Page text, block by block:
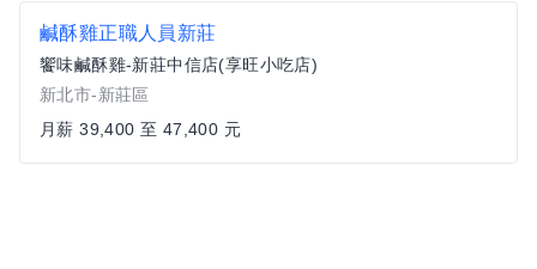
鹹酥雞正職人員新莊
饗味鹹酥雞-新莊中信店(享旺小吃店)
新北市-新莊區
月薪 39,400 至 47,400 元